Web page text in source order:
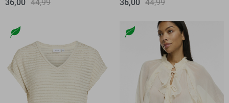
36,00 44,99
36,00 44,99